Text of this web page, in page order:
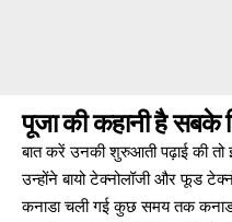
पूजा की कहानी है सबके
बात करें उनकी शुरुआती पढ़ाई की तो
उन्होंने बायो टेक्नोलॉजी और फूड
कनाडा चली गई कुछ समय तक